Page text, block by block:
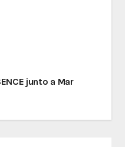
junto a Mar